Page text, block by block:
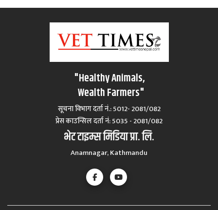
"Healthy Animals,
Wealth Farmers"
सूचना विभाग दर्ता नं.: 5012- 2081/082
प्रेस काउन्सिल दर्ता नं‍: 5035 - 2081/082
भेट टाइम्स मिडिया प्रा. लि.
Anamnagar, Kathmandu